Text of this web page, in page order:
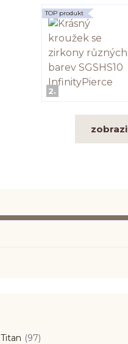
2.
TOP produkt
Titan (97)